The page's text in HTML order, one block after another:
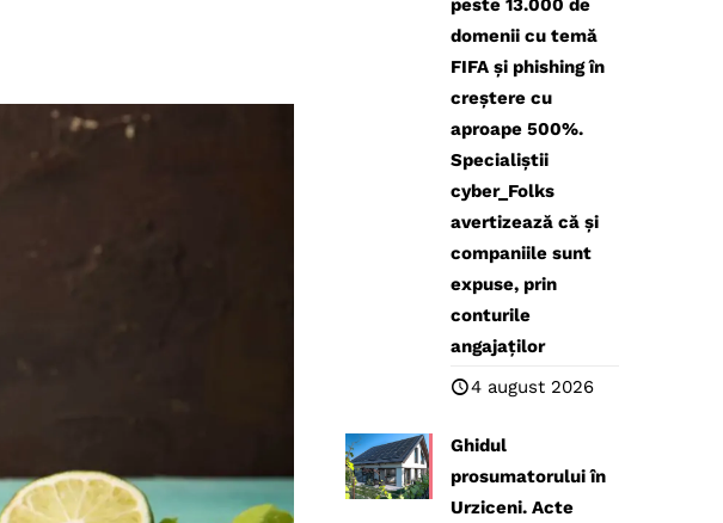
peste 13.000 de
domenii cu temă
FIFA și phishing în
creștere cu
aproape 500%.
Specialiștii
cyber_Folks
avertizează că și
companiile sunt
expuse, prin
conturile
angajaților
4 august 2026
Ghidul
prosumatorului în
Urziceni. Acte